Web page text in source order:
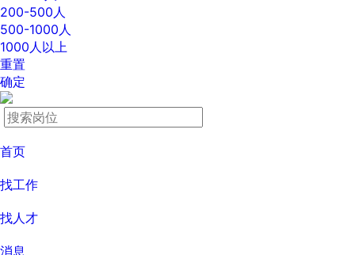
200-500人
500-1000人
1000人以上
重置
确定
首页
找工作
找人才
消息